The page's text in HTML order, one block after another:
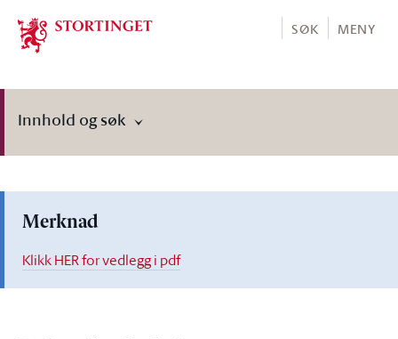
Stortinget.no
SØK MENY
Innhold og søk
Merknad
Klikk HER for vedlegg i pdf